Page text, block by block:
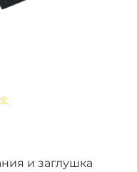
и заглушка